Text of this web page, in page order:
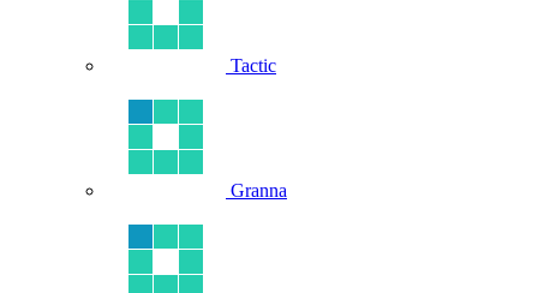
Tactic
Granna